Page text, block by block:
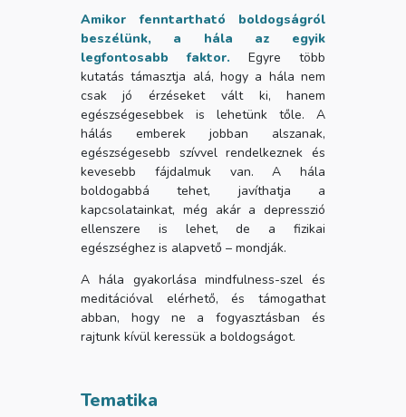
Amikor fenntartható boldogságról
beszélünk, a hála az egyik
legfontosabb faktor.Egyre több
kutatás támasztja alá, hogy a hála nem
csak jó érzéseket vált ki, hanem
egészségesebbek is lehetünk tőle. A
hálás emberek jobban alszanak,
egészségesebb szívvel rendelkeznek és
kevesebb fájdalmuk van. A hála
boldogabbá tehet, javíthatja a
kapcsolatainkat, még akár a depresszió
ellenszere is lehet, de a fizikai
egészséghez is alapvető – mondják.
A hála gyakorlása mindfulness-szel és
meditációval elérhető, és támogathat
abban, hogy ne a fogyasztásban és
rajtunk kívül keressük a boldogságot.
Tematika